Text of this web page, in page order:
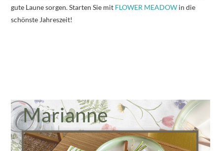
gute Laune sorgen. Starten Sie mit FLOWER MEADOW in die
schönste Jahreszeit!